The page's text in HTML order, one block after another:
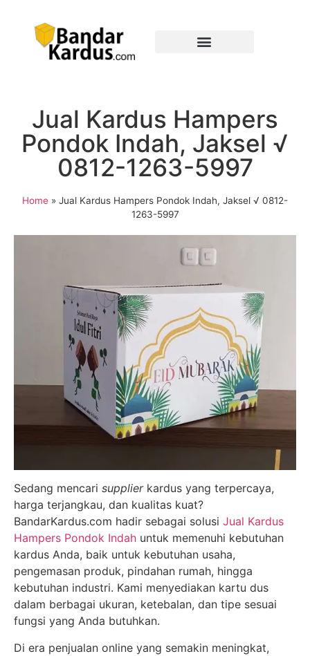
Jual Kardus Hampers
Pondok Indah, Jaksel √
0812-1263-5997
Home » Jual Kardus Hampers Pondok Indah, Jaksel √ 0812-
1263-5997
Sedang mencari supplierkardus yang terpercaya,
harga terjangkau, dan kualitas kuat?
BandarKardus.com hadir sebagai solusi Jual Kardus
Hampers Pondok Indah untuk memenuhi kebutuhan
kardus Anda, baik untuk kebutuhan usaha,
pengemasan produk, pindahan rumah, hingga
kebutuhan industri. Kami menyediakan kartu dus
dalam berbagai ukuran, ketebalan, dan tipe sesuai
fungsi yang Anda butuhkan.
Di era penjualan online yang semakin meningkat,